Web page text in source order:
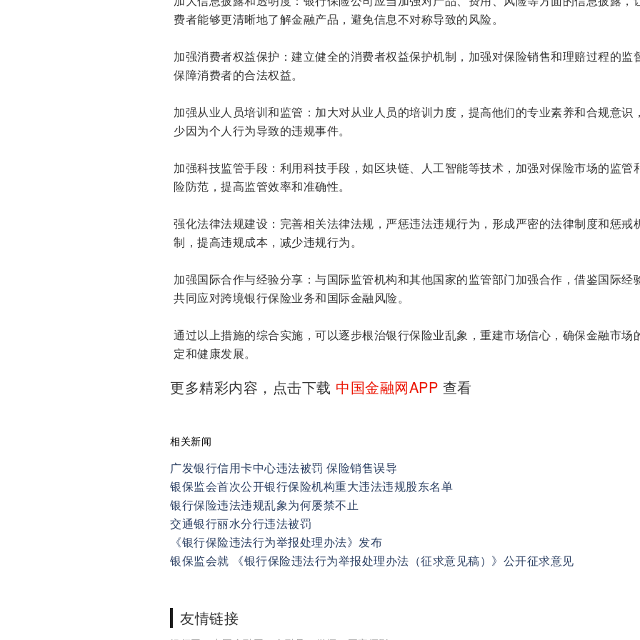
费者能够更清晰地了解金融产品，避免信息不对称导致的风险。
加强消费者权益保护：建立健全的消费者权益保护机制，加强对保险销售和理赔过程的监
保障消费者的合法权益。
加强从业人员培训和监管：加大对从业人员的培训力度，提高他们的专业素养和合规意识
少因为个人行为导致的违规事件。
加强科技监管手段：利用科技手段，如区块链、人工智能等技术，加强对保险市场的监管
险防范，提高监管效率和准确性。
强化法律法规建设：完善相关法律法规，严惩违法违规行为，形成严密的法律制度和惩戒
制，提高违规成本，减少违规行为。
加强国际合作与经验分享：与国际监管机构和其他国家的监管部门加强合作，借鉴国际经
共同应对跨境银行保险业务和国际金融风险。
通过以上措施的综合实施，可以逐步根治银行保险业乱象，重建市场信心，确保金融市场
定和健康发展。
更多精彩内容，点击下载 中国金融网APP 查看
相关新闻
广发银行信用卡中心违法被罚 保险销售误导
银保监会首次公开银行保险机构重大违法违规股东名单
银行保险违法违规乱象为何屡禁不止
交通银行丽水分行违法被罚
《银行保险违法行为举报处理办法》发布
银保监会就 《银行保险违法行为举报处理办法（征求意见稿）》公开征求意见
友情链接